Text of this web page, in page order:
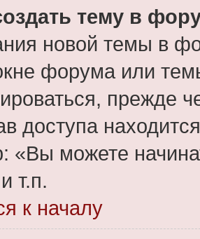
тему в
новой темы в
форума или
прежде
доступа
«Вы можете
т.п.
к началу